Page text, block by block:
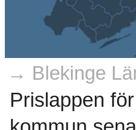
→ Blekinge
Prislappen